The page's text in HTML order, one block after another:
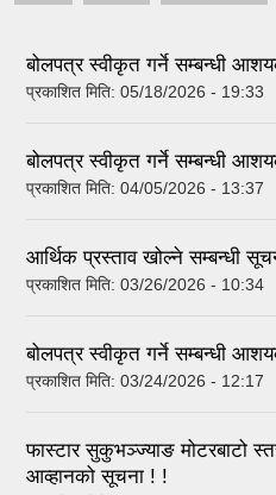
बोलपत्र स्वीकृत गर्ने सम्बन्धी
प्रकाशित मिति: 05/18/2026 - 19:33
बोलपत्र स्वीकृत गर्ने सम्बन्धी
प्रकाशित मिति: 04/05/2026 - 13:37
आर्थिक प्रस्ताव खोल्ने सम्बन्धी
प्रकाशित मिति: 03/26/2026 - 10:34
बोलपत्र स्वीकृत गर्ने सम्बन्धी
प्रकाशित मिति: 03/24/2026 - 12:17
फास्टार सुकुभञ्‍ज्याङ मोटरबाटो
आव्हानको सूचना ! !